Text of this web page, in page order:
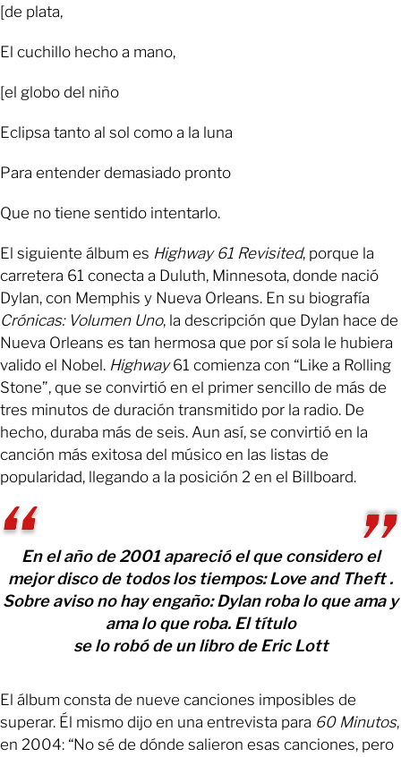
[de plata,
El cuchillo hecho a mano,
[el globo del niño
Eclipsa tanto al sol como a la luna
Para entender demasiado pronto
Que no tiene sentido intentarlo.
El siguiente álbum es Highway 61 Revisited, porque la
carretera 61 conecta a Duluth, Minnesota, donde nació
Dylan, con Memphis y Nueva Orleans. En su biografía
Crónicas: Volumen Uno, la descripción que Dylan hace de
Nueva Orleans es tan hermosa que por sí sola le hubiera
valido el Nobel. Highway61 comienza con “Like a Rolling
Stone”, que se convirtió en el primer sencillo de más de
tres minutos de duración transmitido por la radio. De
hecho, duraba más de seis. Aun así, se convirtió en la
canción más exitosa del músico en las listas de
popularidad, llegando a la posición 2 en el Billboard.
En el año de 2001 apareció el que considero el
mejor disco de todos los tiempos: Love and Theft .
Sobre aviso no hay engaño: Dylan roba lo que ama y
ama lo que roba. El título
se lo robó de un libro de Eric Lott
El álbum consta de nueve canciones imposibles de
superar. Él mismo dijo en una entrevista para 60 Minutos,
en 2004: “No sé de dónde salieron esas canciones, pero